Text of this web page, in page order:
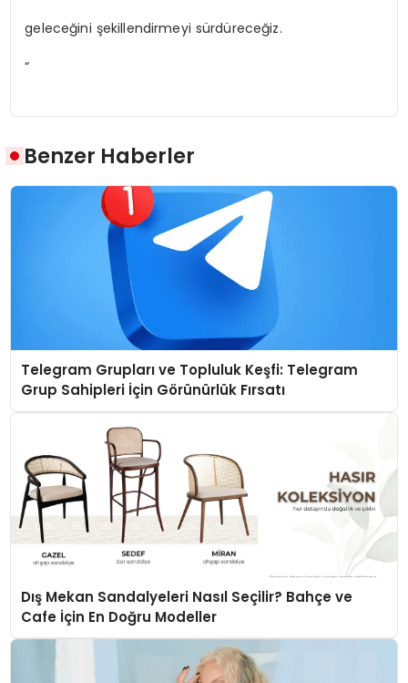
geleceğini şekillendirmeyi sürdüreceğiz.
“
Benzer Haberler
Telegram Grupları ve Topluluk Keşfi: Telegram
Grup Sahipleri İçin Görünürlük Fırsatı
Dış Mekan Sandalyeleri Nasıl Seçilir? Bahçe ve
Cafe İçin En Doğru Modeller